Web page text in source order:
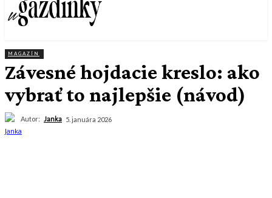
MAGAZÍN
Závesné hojdacie kreslo: ako
vybrať to najlepšie (návod)
Autor: Janka 5. januára 2026